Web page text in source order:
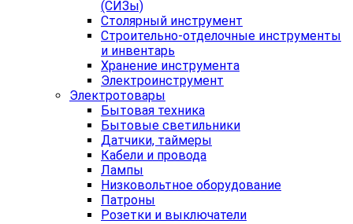
(СИЗы)
Столярный инструмент
Строительно-отделочные инструменты
и инвентарь
Хранение инструмента
Электроинструмент
Электротовары
Бытовая техника
Бытовые светильники
Датчики, таймеры
Кабели и провода
Лампы
Низковольтное оборудование
Патроны
Розетки и выключатели